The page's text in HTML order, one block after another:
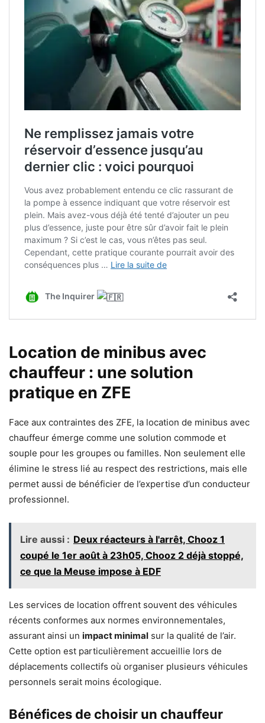
Location de minibus avec
chauffeur : une solution
pratique en ZFE
Face aux contraintes des ZFE, la location de minibus avec
chauffeur émerge comme une solution commode et
souple pour les groupes ou familles. Non seulement elle
élimine le stress lié au respect des restrictions, mais elle
permet aussi de bénéficier de l’expertise d’un conducteur
professionnel.
Lire aussi : Deux réacteurs à l'arrêt, Chooz 1
coupé le 1er août à 23h05, Chooz 2 déjà stoppé,
ce que la Meuse impose à EDF
Les services de location offrent souvent des véhicules
récents conformes aux normes environnementales,
assurant ainsi un impact minimal sur la qualité de l’air.
Cette option est particulièrement accueillie lors de
déplacements collectifs où organiser plusieurs véhicules
personnels serait moins écologique.
Bénéfices de choisir un chauffeur